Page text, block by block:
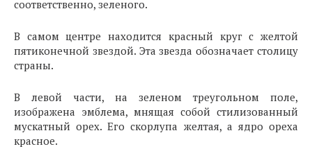
соответственно, зеленого.
В самом центре находится красный круг с желтой
пятиконечной звездой. Эта звезда обозначает столицу
страны.
В левой части, на зеленом треугольном поле,
изображена эмблема, мнящая собой стилизованный
мускатный орех. Его скорлупа желтая, а ядро ореха
красное.